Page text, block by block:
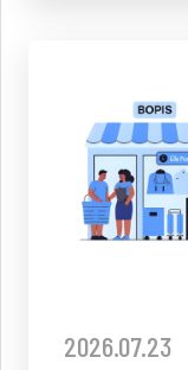
2026.07.23